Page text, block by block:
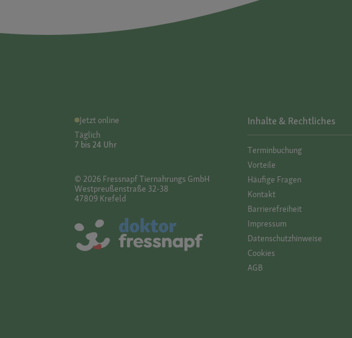
Jetzt online
Täglich
7 bis 24 Uhr
© 2026 Fressnapf Tiernahrungs GmbH
Westpreußenstraße 32-38
47809 Krefeld
Inhalte & Rechtliches
Termin­buchung
Vorteile
Häufige Fragen
Kontakt
Barrierefreiheit
Impressum
Datenschutz­hinweise
Cookies
AGB